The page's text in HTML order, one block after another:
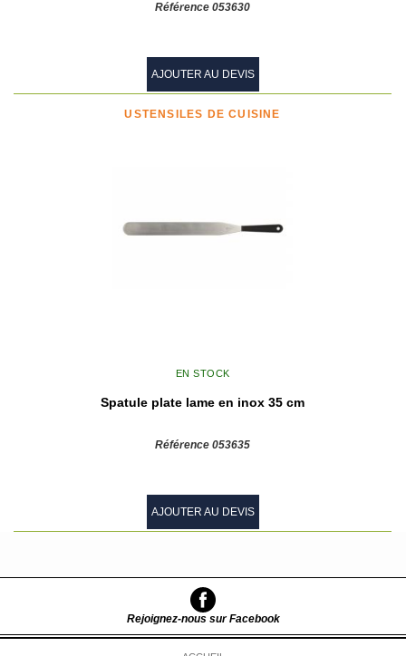
Référence 053630
AJOUTER AU DEVIS
USTENSILES DE CUISINE
EN STOCK
Spatule plate lame en inox 35 cm
Référence 053635
AJOUTER AU DEVIS
Rejoignez-nous sur Facebook